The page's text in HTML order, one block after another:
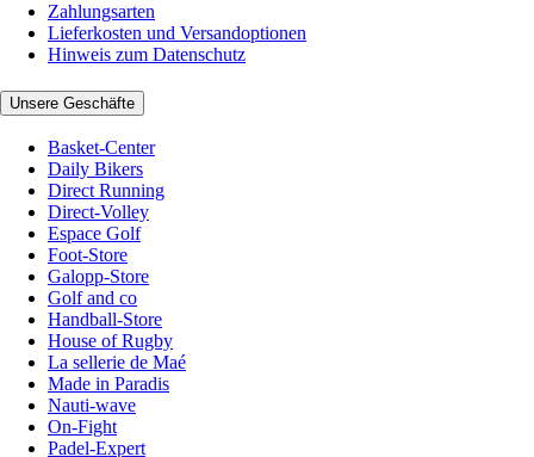
Zahlungsarten
Lieferkosten und Versandoptionen
Hinweis zum Datenschutz
Unsere Geschäfte
Basket-Center
Daily Bikers
Direct Running
Direct-Volley
Espace Golf
Foot-Store
Galopp-Store
Golf and co
Handball-Store
House of Rugby
La sellerie de Maé
Made in Paradis
Nauti-wave
On-Fight
Padel-Expert